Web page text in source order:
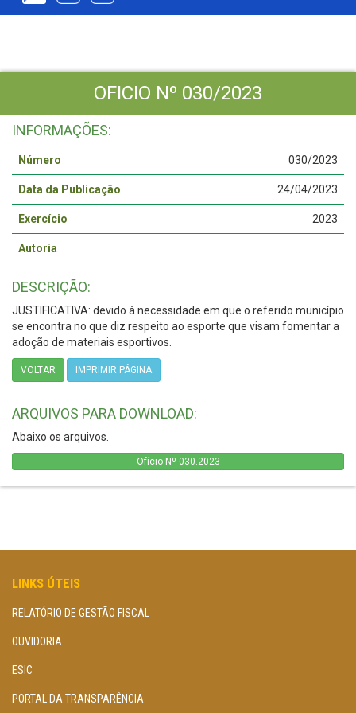
OFICIO Nº 030/2023
INFORMAÇÕES:
Número 030/2023
Data da Publicação 24/04/2023
Exercício 2023
Autoria
DESCRIÇÃO:
JUSTIFICATIVA: devido à necessidade em que o referido município
se encontra no que diz respeito ao esporte que visam fomentar a
adoção de materiais esportivos.
VOLTAR IMPRIMIR PÁGINA
ARQUIVOS PARA DOWNLOAD:
Abaixo os arquivos.
Ofício Nº 030.2023
LINKS ÚTEIS
RELATÓRIO DE GESTÃO FISCAL
OUVIDORIA
ESIC
PORTAL DA TRANSPARÊNCIA